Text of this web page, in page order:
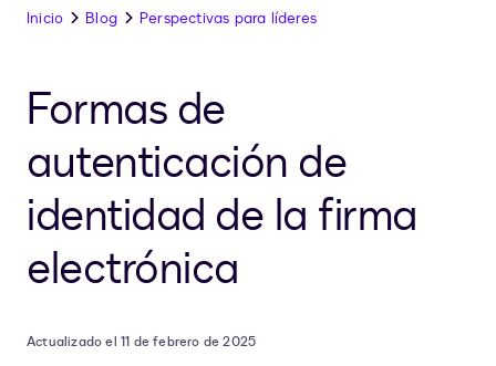
Inicio Blog Perspectivas para líderes
Formas de
autenticación de
identidad de la firma
electrónica
Actualizado el 11 de febrero de 2025